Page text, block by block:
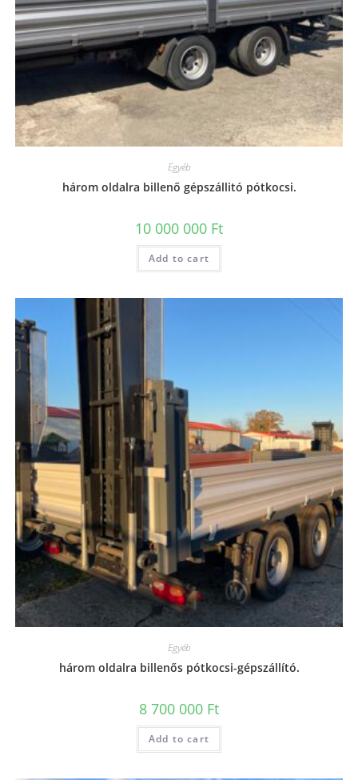
Egyéb
három oldalra billenő gépszállitó pótkocsi.
10 000 000 Ft
Add to cart
Egyéb
három oldalra billenős pótkocsi-gépszállító.
8 700 000 Ft
Add to cart